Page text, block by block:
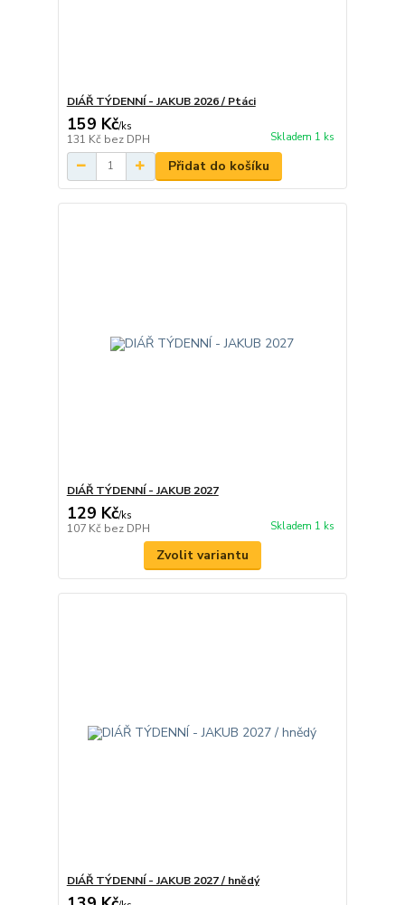
DIÁŘ TÝDENNÍ - JAKUB 2026 / Ptáci
159 Kč/ks
131 Kč bez DPH Skladem 1 ks
Přidat do košíku
DIÁŘ TÝDENNÍ - JAKUB 2027
129 Kč/ks
107 Kč bez DPH Skladem 1 ks
Zvolit variantu
DIÁŘ TÝDENNÍ - JAKUB 2027 / hnědý